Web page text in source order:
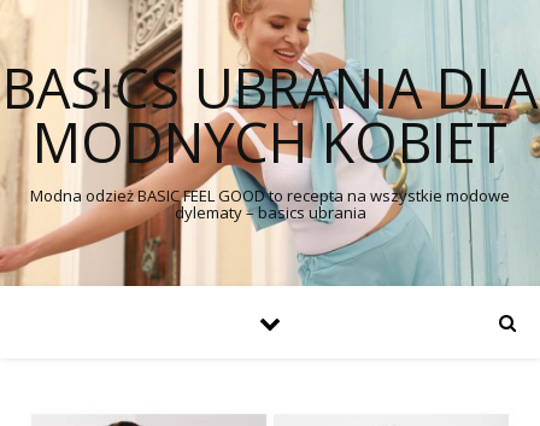
BASICS UBRANIA DLA
MODNYCH KOBIET
Modna odzież BASIC FEEL GOOD to recepta na wszystkie modowe
dylematy – basics ubrania